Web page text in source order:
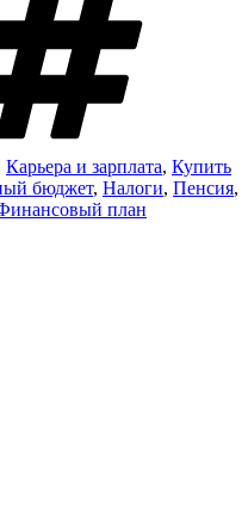
Карьера и зарплата, Купить
бюджет, Налоги, Пенсия,
план